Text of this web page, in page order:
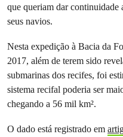
que queriam dar
seus navios.
Nesta expedição à Bacia da
2017, além de terem sido
submarinas dos recifes, foi
sistema recifal poderia ser
chegando a 56 mil km².
O dado está registrado em